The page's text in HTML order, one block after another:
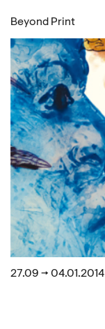
Beyond Print
27.09 → 04.01.2014